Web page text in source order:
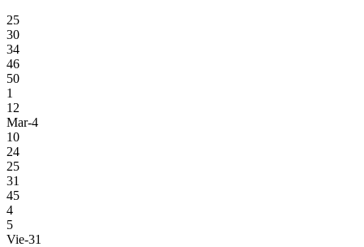
25
30
34
46
50
1
12
Mar-4
10
24
25
31
45
4
5
Vie-31